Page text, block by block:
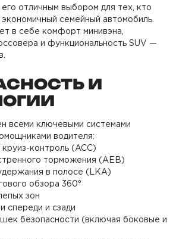
отличным выбором для тех, кто
семейный автомобиль.
в себе комфорт минивэна,
и функциональность SUV —
И
всеми ключевыми системами
водителя:
контроль (ACC)
торможения (AEB)
в полосе (LKA)
обзора 360°
зон
спереди и сзади
безопасности (включая боковые и